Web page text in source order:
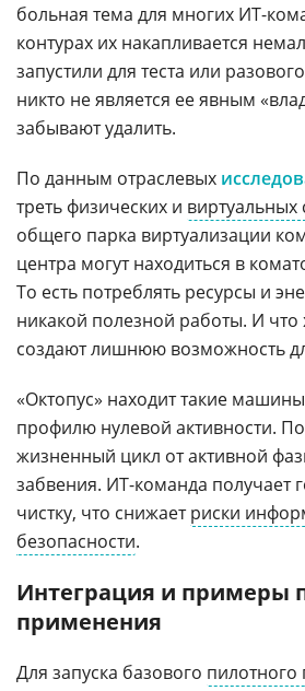
больная тема для многих ИТ-
контурах их накапливается
запустили для теста или
никто не является ее явным
забывают удалить.
По данным отраслевых
треть физических и виртуальных
общего парка виртуализации
центра могут находиться в
То есть потреблять ресурсы и
никакой полезной работы. И
создают лишнюю возможность
«Октопус» находит такие
профилю нулевой активности.
жизненный цикл от активной
забвения. ИТ-команда получает
чистку, что снижаетриски
безопасности.
Интеграция и примеры
применения
Для запуска базового пилотного